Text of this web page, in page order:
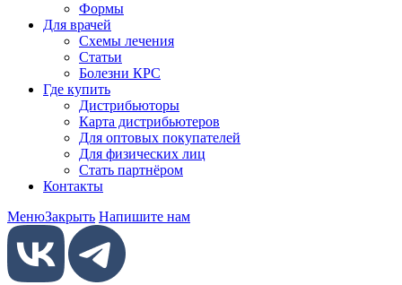
Формы
Для врачей
Схемы лечения
Статьи
Болезни КРС
Где купить
Дистрибьюторы
Карта дистрибьютеров
Для оптовых покупателей
Для физических лиц
Стать партнёром
Контакты
МенюЗакрыть Напишите нам